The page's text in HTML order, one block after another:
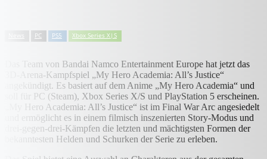
PC PS5 Xbox Series X|S
Das Team von Bandai Namco Entertainment Europe hat jetzt das
3D-Arena-Kampfspiel „My Hero Academia: All’s Justice“
angekündigt. Es basiert auf dem Anime „My Hero Academia“ und
soll für PC (Steam), Xbox Series X/S und PlayStation 5 erscheinen.
„My Hero Academia: All’s Justice“ ist im Final War Arc angesiedelt
und ermöglicht es in einem filmisch inszenierten Story-Modus und
drei-gegen-drei-Kämpfen die letzten und mächtigsten Formen der
bekanntesten Helden und Schurken der Serie zu erleben.